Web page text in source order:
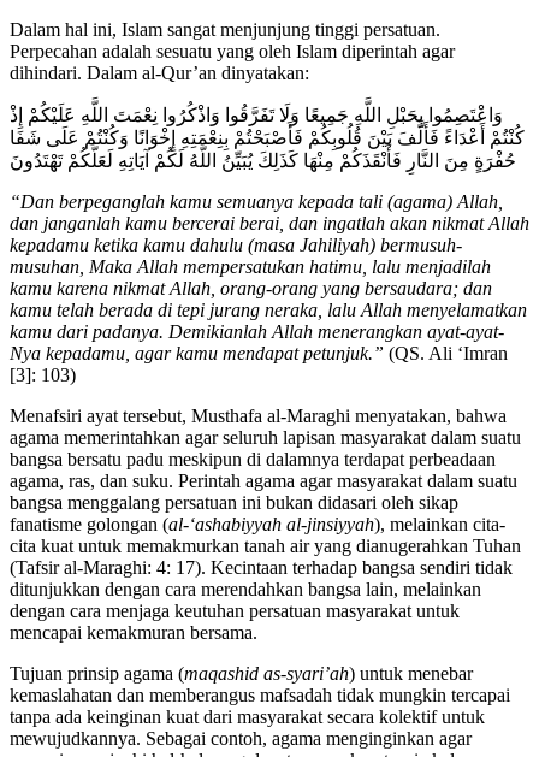
Dalam hal ini, Islam sangat menjunjung tinggi persatuan.
Perpecahan adalah sesuatu yang oleh Islam diperintah agar
dihindari. Dalam al-Qur’an dinyatakan:
وَاعْتَصِمُوا بِحَبْلِ اللَّهِ جَمِيعًا وَلَا تَفَرَّقُوا وَاذْكُرُوا نِعْمَتَ اللَّهِ عَلَيْكُمْ إِذْ
كُنْتُمْ أَعْدَاءً فَأَلَّفَ بَيْنَ قُلُوبِكُمْ فَأَصْبَحْتُمْ بِنِعْمَتِهِ إِخْوَانًا وَكُنْتُمْ عَلَى شَفَا
حُفْرَةٍ مِنَ النَّارِ فَأَنْقَذَكُمْ مِنْهَا كَذَلِكَ يُبَيِّنُ اللَّهُ لَكُمْ آيَاتِهِ لَعَلَّكُمْ تَهْتَدُونَ
“Dan berpeganglah kamu semuanya kepada tali (agama) Allah,
dan janganlah kamu bercerai berai, dan ingatlah akan nikmat Allah
kepadamu ketika kamu dahulu (masa Jahiliyah) bermusuh-
musuhan, Maka Allah mempersatukan hatimu, lalu menjadilah
kamu karena nikmat Allah, orang-orang yang bersaudara; dan
kamu telah berada di tepi jurang neraka, lalu Allah menyelamatkan
kamu dari padanya. Demikianlah Allah menerangkan ayat-ayat-
Nya kepadamu, agar kamu mendapat petunjuk.” (QS. Ali ‘Imran
[3]: 103)
Menafsiri ayat tersebut, Musthafa al-Maraghi menyatakan, bahwa
agama memerintahkan agar seluruh lapisan masyarakat dalam suatu
bangsa bersatu padu meskipun di dalamnya terdapat perbeadaan
agama, ras, dan suku. Perintah agama agar masyarakat dalam suatu
bangsa menggalang persatuan ini bukan didasari oleh sikap
fanatisme golongan (al-‘ashabiyyah al-jinsiyyah), melainkan cita-
cita kuat untuk memakmurkan tanah air yang dianugerahkan Tuhan
(Tafsir al-Maraghi: 4: 17). Kecintaan terhadap bangsa sendiri tidak
ditunjukkan dengan cara merendahkan bangsa lain, melainkan
dengan cara menjaga keutuhan persatuan masyarakat untuk
mencapai kemakmuran bersama.
Tujuan prinsip agama (maqashid as-syari’ah) untuk menebar
kemaslahatan dan memberangus mafsadah tidak mungkin tercapai
tanpa ada keinginan kuat dari masyarakat secara kolektif untuk
mewujudkannya. Sebagai contoh, agama menginginkan agar